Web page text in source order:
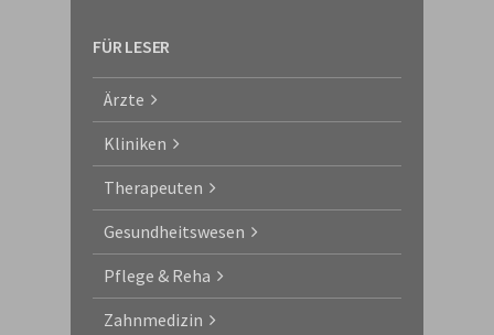
FÜR LESER
Ärzte
Kliniken
Therapeuten
Gesundheitswesen
Pflege & Reha
Zahnmedizin